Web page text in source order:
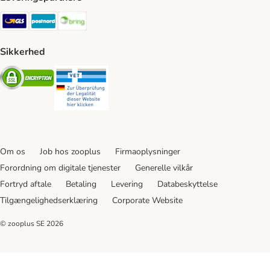
GLS Shipping Method
Postnord Shipping Method
Sikkerhed
Security
Om os Job hos zooplus
Firmaoplysninger
Forordning om digitale tjenester
Generelle vilkår
Fortryd aftale
Betaling Levering
Databeskyttelse
Tilgængelighedserklæring
Corporate Website
© zooplus SE 2026